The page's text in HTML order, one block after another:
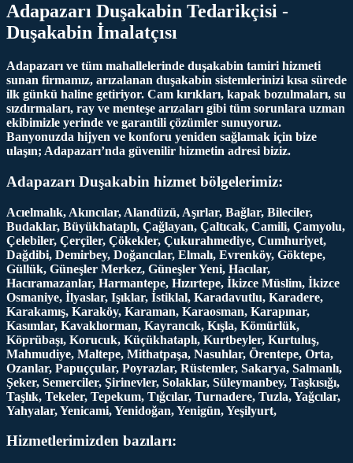
Adapazarı Duşakabin Tedarikçisi -
Duşakabin İmalatçısı
Adapazarı ve tüm mahallelerinde duşakabin tamiri hizmeti
sunan firmamız, arızalanan duşakabin sistemlerinizi kısa sürede
ilk günkü haline getiriyor. Cam kırıkları, kapak bozulmaları, su
sızdırmaları, ray ve menteşe arızaları gibi tüm sorunlara uzman
ekibimizle yerinde ve garantili çözümler sunuyoruz.
Banyonuzda hijyen ve konforu yeniden sağlamak için bize
ulaşın; Adapazarı’nda güvenilir hizmetin adresi biziz.
Adapazarı Duşakabin hizmet bölgelerimiz:
Acıelmalık, Akıncılar, Alandüzü, Aşırlar, Bağlar, Bileciler,
Budaklar, Büyükhataplı, Çağlayan, Çaltıcak, Camili, Çamyolu,
Çelebiler, Çerçiler, Çökekler, Çukurahmediye, Cumhuriyet,
Dağdibi, Demirbey, Doğancılar, Elmalı, Evrenköy, Göktepe,
Güllük, Güneşler Merkez, Güneşler Yeni, Hacılar,
Hacıramazanlar, Harmantepe, Hızırtepe, İkizce Müslim, İkizce
Osmaniye, İlyaslar, Işıklar, İstiklal, Karadavutlu, Karadere,
Karakamış, Karaköy, Karaman, Karaosman, Karapınar,
Kasımlar, Kavaklıorman, Kayrancık, Kışla, Kömürlük,
Köprübaşı, Korucuk, Küçükhataplı, Kurtbeyler, Kurtuluş,
Mahmudiye, Maltepe, Mithatpaşa, Nasuhlar, Örentepe, Orta,
Ozanlar, Papuççular, Poyrazlar, Rüstemler, Sakarya, Salmanlı,
Şeker, Semerciler, Şirinevler, Solaklar, Süleymanbey, Taşkısığı,
Taşlık, Tekeler, Tepekum, Tığcılar, Turnadere, Tuzla, Yağcılar,
Yahyalar, Yenicami, Yenidoğan, Yenigün, Yeşilyurt,
Hizmetlerimizden bazıları: